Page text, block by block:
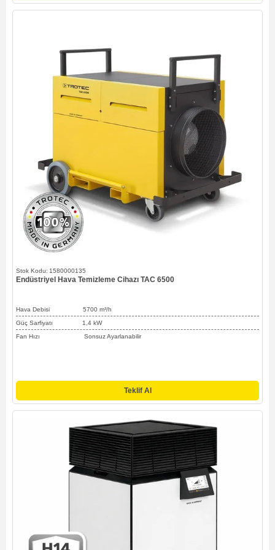
1580000135
Endüstriyel Hava Temizleme Cihazı TAC 6500
Hava Debisi 5700 m³/h
Güç Sarfiyatı 1,4 kW
Fan Hızı Sonsuz Ayarlanabilir
Teklif Al